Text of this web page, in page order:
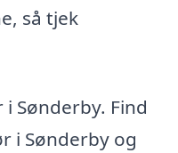
så tjek
Sønderby. Find
i Sønderby og